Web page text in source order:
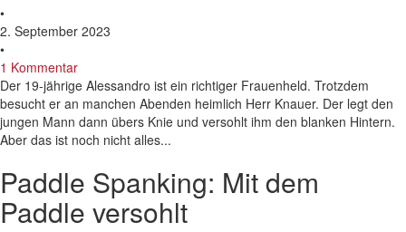
•
2. September 2023
•
1 Kommentar
Der 19-jährige Alessandro ist ein richtiger Frauenheld. Trotzdem
besucht er an manchen Abenden heimlich Herr Knauer. Der legt den
jungen Mann dann übers Knie und versohlt ihm den blanken Hintern.
Aber das ist noch nicht alles...
Paddle Spanking: Mit dem
Paddle versohlt